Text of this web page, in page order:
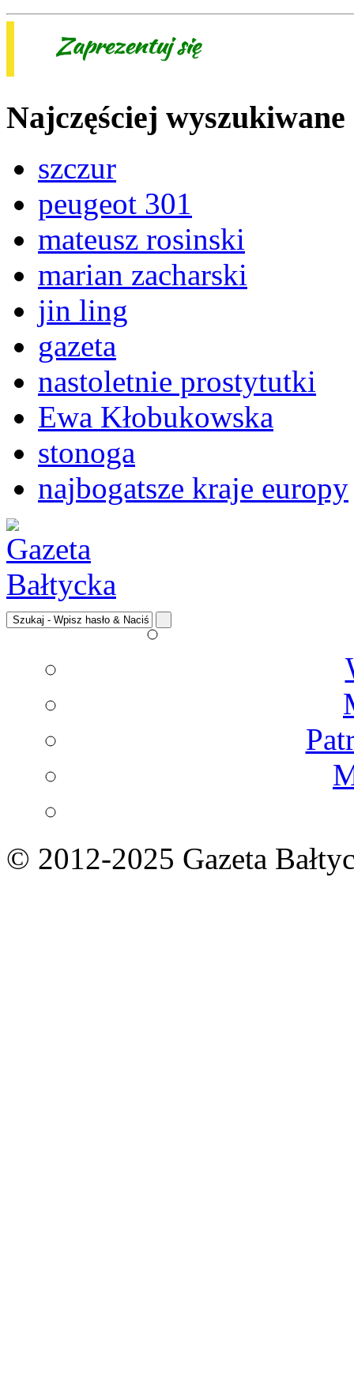
Najczęściej wyszukiwane
szczur
peugeot 301
mateusz rosinski
marian zacharski
jin ling
gazeta
nastoletnie prostytutki
Ewa Kłobukowska
stonoga
najbogatsze kraje europy
© 2012-2025 Gazeta